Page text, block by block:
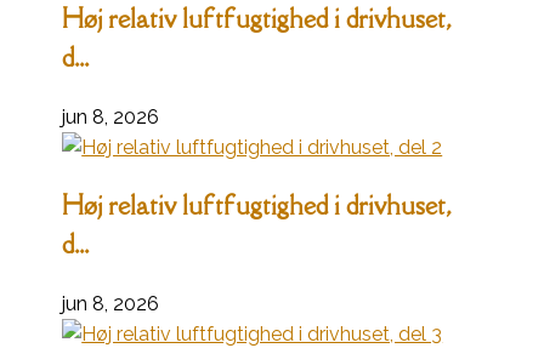
Høj relativ luftfugtighed i drivhuset,
d...
jun 8, 2026
Høj relativ luftfugtighed i drivhuset,
d...
jun 8, 2026